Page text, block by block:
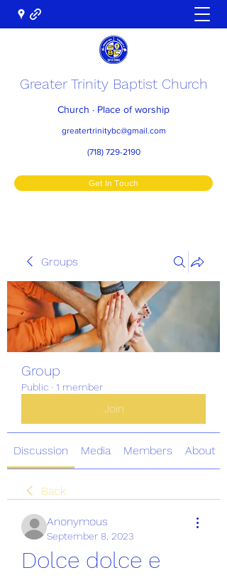
Greater Trinity Baptist Church
Church · Place of worship
greatertrinitybc@gmail.com
(718) 729-2190
Get In Touch
Groups
Group
Public · 1 member
Join
Discussion Media Members About
Back
Anonymous
September 8, 2023
Dolce dolce e